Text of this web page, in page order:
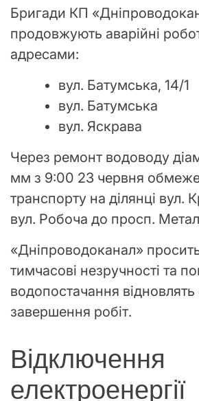
Бригади КП
продовжують аварійні
адресами:
вул. Батумська, 14/1
вул. Батумська
вул. Яскрава
Через ремонт водоводу
мм з 9:00 23 червня
транспорту на ділянці вул.
вул. Робоча до просп.
«Дніпроводоканал»
тимчасові незручності та
водопостачання відновлять
завершення робіт.
Відключення
електроенергії